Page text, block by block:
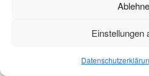
Einstellungen